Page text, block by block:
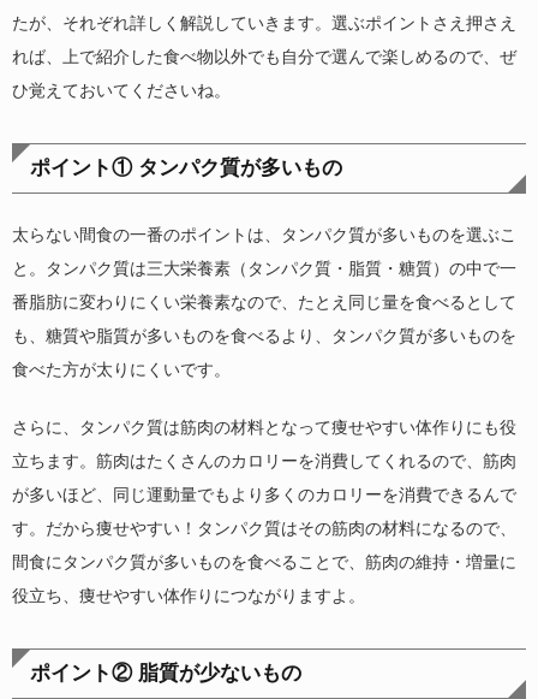
たが、それぞれ詳しく解説していきます。選ぶポイントさえ押さえ
れば、上で紹介した食べ物以外でも自分で選んで楽しめるので、ぜ
ひ覚えておいてくださいね。
ポイント① タンパク質が多いもの
太らない間食の一番のポイントは、タンパク質が多いものを選ぶこ
と。タンパク質は三大栄養素（タンパク質・脂質・糖質）の中で一
番脂肪に変わりにくい栄養素なので、たとえ同じ量を食べるとして
も、糖質や脂質が多いものを食べるより、タンパク質が多いものを
食べた方が太りにくいです。
さらに、タンパク質は筋肉の材料となって痩せやすい体作りにも役
立ちます。筋肉はたくさんのカロリーを消費してくれるので、筋肉
が多いほど、同じ運動量でもより多くのカロリーを消費できるんで
す。だから痩せやすい！タンパク質はその筋肉の材料になるので、
間食にタンパク質が多いものを食べることで、筋肉の維持・増量に
役立ち、痩せやすい体作りにつながりますよ。
ポイント② 脂質が少ないもの